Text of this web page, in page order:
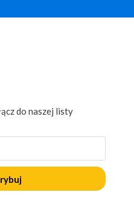
do naszej listy